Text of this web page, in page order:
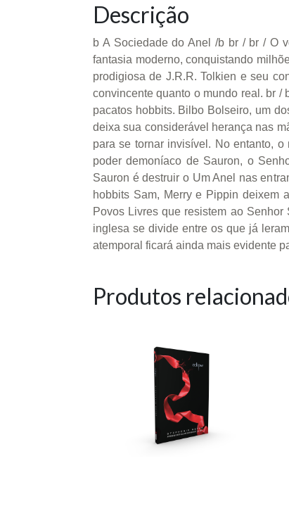
Descrição
b A Sociedade do Anel /b br / br / O
fantasia moderno, conquistando
prodigiosa de J.R.R. Tolkien e seu
convincente quanto o mundo real. br /
pacatos hobbits. Bilbo Bolseiro, um
deixa sua considerável herança nas
para se tornar invisível. No entanto,
poder demoníaco de Sauron, o
Sauron é destruir o Um Anel nas
hobbits Sam, Merry e Pippin deixem
Povos Livres que resistem ao
inglesa se divide entre os que já
atemporal ficará ainda mais evidente
Produtos